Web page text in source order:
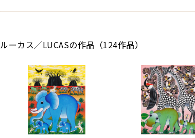
ルーカス／LUCASの作品（124作品）